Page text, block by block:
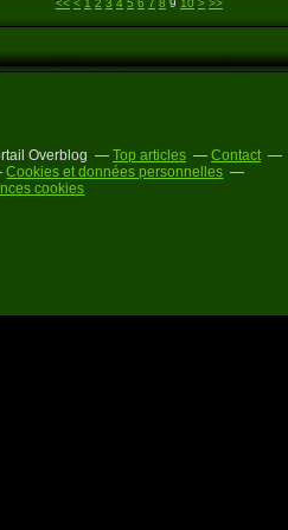
<< < 1 2 3 4 5 6 7 8 9 10 > >>
Overblog Top articles
Contact
Cookies et données personnelles
cookies